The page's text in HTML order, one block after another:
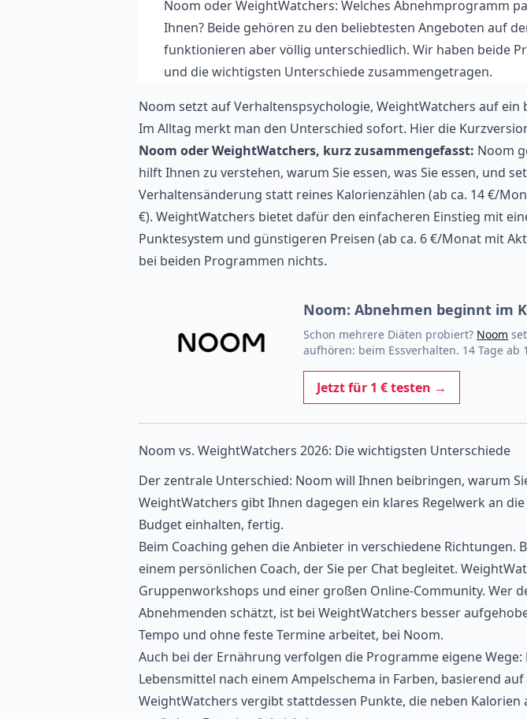
Noom oder WeightWatchers: Welches Abnehmprogramm
Ihnen? Beide gehören zu den beliebtesten Angeboten auf
funktionieren aber völlig unterschiedlich. Wir haben beide
und die wichtigsten Unterschiede zusammengetragen.
Noom setzt auf Verhaltenspsychologie, WeightWatchers auf ein
Im Alltag merkt man den Unterschied sofort. Hier die
Noom oder WeightWatchers, kurz zusammengefasst: Noom
hilft Ihnen zu verstehen, warum Sie essen, was Sie essen, und
Verhaltensänderung statt reines Kalorienzählen (ab ca. 14 €/
€). WeightWatchers bietet dafür den einfacheren Einstieg mit
Punktesystem und günstigeren Preisen (ab ca. 6 €/Monat mit
bei beiden Programmen nichts.
Noom: Abnehmen beginnt im
Schon mehrere Diäten probiert? Noom
aufhören: beim Essverhalten. 14 Tage ab
Jetzt für 1 € testen →
Noom vs. WeightWatchers 2026: Die wichtigsten Unterschiede
Der zentrale Unterschied: Noom will Ihnen beibringen, warum
WeightWatchers gibt Ihnen dagegen ein klares Regelwerk an
Budget einhalten, fertig.
Beim Coaching gehen die Anbieter in verschiedene Richtungen.
einem persönlichen Coach, der Sie per Chat begleitet.
Gruppenworkshops und einer großen Online-Community. Wer
Abnehmenden schätzt, ist bei WeightWatchers besser
Tempo und ohne feste Termine arbeitet, bei Noom.
Auch bei der Ernährung verfolgen die Programme eigene
Lebensmittel nach einem Ampelschema in Farben, basierend
WeightWatchers vergibt stattdessen Punkte, die neben Kalorien